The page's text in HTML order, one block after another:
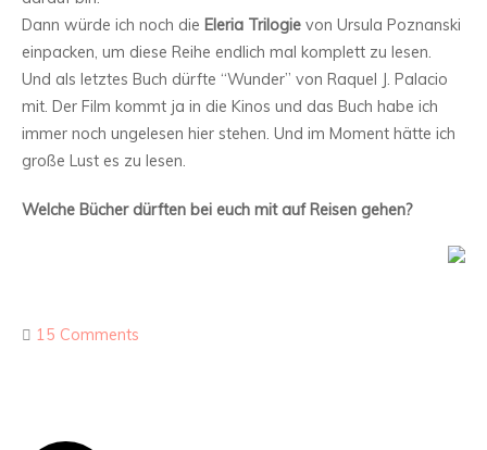
Dann würde ich noch die Eleria Trilogie von Ursula Poznanski
einpacken, um diese Reihe endlich mal komplett zu lesen.
Und als letztes Buch dürfte “Wunder” von Raquel J. Palacio
mit. Der Film kommt ja in die Kinos und das Buch habe ich
immer noch ungelesen hier stehen. Und im Moment hätte ich
große Lust es zu lesen.
Welche Bücher dürften bei euch mit auf Reisen gehen?
15 Comments